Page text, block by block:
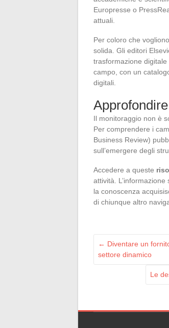
Europresse o
attuali.
Per coloro che
solida. Gli editori
trasformazione
campo, con un
digitali.
Il monitoraggio non è
Per comprendere i
Business Review)
sull’emergere degli
Accedere a queste
attività.
la conoscenza
di chiunque altro
← Diventare un
settore dinamico
Le